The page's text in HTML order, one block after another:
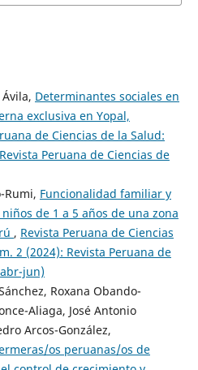
Determinantes sociales en
exclusiva en Yopal,
de Ciencias de la Salud:
Peruana de Ciencias de
Rumi, Funcionalidad familiar y
de 1 a 5 años de una zona
, Revista Peruana de Ciencias
2 (2024): Revista Peruana de
jun)
Roxana Obando-
Aliaga, José Antonio
Arcos-González,
os peruanas/os de